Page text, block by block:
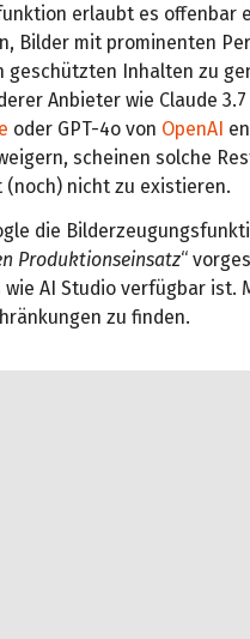
erlaubt es offenbar
Bilder mit prominenten
geschützten Inhalten zu
Anbieter wie Claude
oder GPT-4o von OpenAI
scheinen solche
(noch) nicht zu existieren.
die
Produktionseinsatz“
wie AI Studio verfügbar
zu finden.